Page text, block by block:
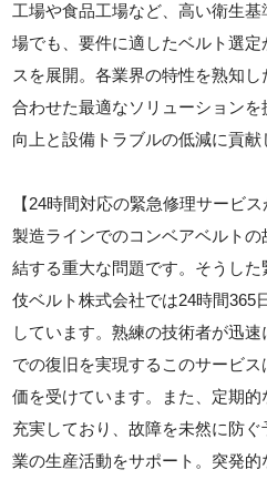
工場や食品工場など、高い衛生
場でも、要件に適したベルト選
スを展開。各業界の特性を熟知
合わせた最適なソリューション
向上と設備トラブルの低減に貢献
【24時間対応の緊急修理サービ
製造ラインでのコンベアベルト
結する重大な問題です。そうし
伎ベルト株式会社では24時間365
しています。熟練の技術者が迅
での復旧を実現するこのサービ
価を受けています。また、定期
充実しており、故障を未然に防
業の生産活動をサポート。突発